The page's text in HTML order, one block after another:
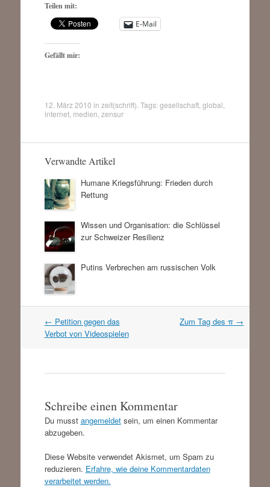
Teilen mit:
E-Mail
Gefällt mir:
12. März 2010 in zeit(schrift) . Tags:gesellschaft, global
internet, medien zensur
Verwandte Artikel
Humane Kriegsführung: Frieden durch
Rettung
Wissen und Organisation: die Schlüssel
zur Schweizer Resilienz
Putins Verbrechen am russischen Volk
Artikel
Navigation
← Petition gegen das
Verbot von Videospielen
Zum Tag des π →
Schreibe einen Kommentar
Du musst angemeldetsein, um einen Kommentar
abzugeben.
Diese Website verwendet Akismet, um Spam zu
reduzieren. Erfahre, wie deine Kommentardaten
verarbeitet werden.